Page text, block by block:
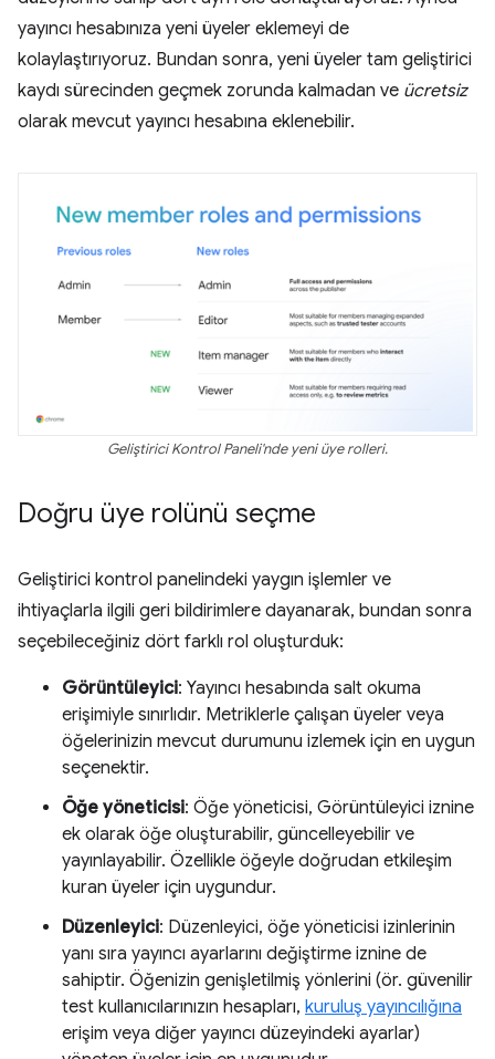
yayıncı hesabınıza yeni üyeler eklemeyi de
kolaylaştırıyoruz. Bundan sonra, yeni üyeler tam geliştirici
kaydı sürecinden geçmek zorunda kalmadan ve ücretsiz
olarak mevcut yayıncı hesabına eklenebilir.
Geliştirici Kontrol Paneli'nde yeni üye rolleri.
Doğru üye rolünü seçme
Geliştirici kontrol panelindeki yaygın işlemler ve
ihtiyaçlarla ilgili geri bildirimlere dayanarak, bundan sonra
seçebileceğiniz dört farklı rol oluşturduk:
Görüntüleyici: Yayıncı hesabında salt okuma
erişimiyle sınırlıdır. Metriklerle çalışan üyeler veya
öğelerinizin mevcut durumunu izlemek için en uygun
seçenektir.
Öğe yöneticisi: Öğe yöneticisi, Görüntüleyici iznine
ek olarak öğe oluşturabilir, güncelleyebilir ve
yayınlayabilir. Özellikle öğeyle doğrudan etkileşim
kuran üyeler için uygundur.
Düzenleyici: Düzenleyici, öğe yöneticisi izinlerinin
yanı sıra yayıncı ayarlarını değiştirme iznine de
sahiptir. Öğenizin genişletilmiş yönlerini (ör. güvenilir
test kullanıcılarınızın hesapları, kuruluş yayıncılığına
erişim veya diğer yayıncı düzeyindeki ayarlar)